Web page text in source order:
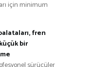
için minimum
fren
bir